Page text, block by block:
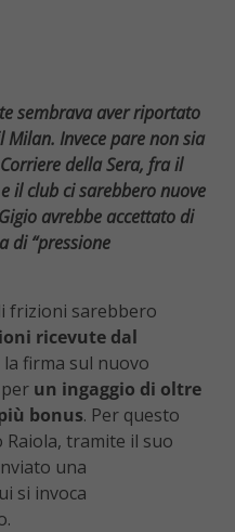
sembrava aver riportato
Invece pare non sia
Corriere della Sera, fra il
il club ci sarebbero nuove
avrebbe accettato di
di “pressione
frizioni sarebbero
ricevute dal
firma sul nuovo
un ingaggio di oltre
bonus. Per questo
Raiola, tramite il suo
una
si invoca